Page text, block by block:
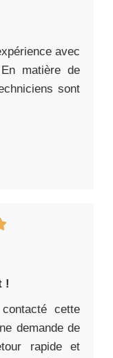
avec
matière de
sont
!
cette
demande de
rapide et